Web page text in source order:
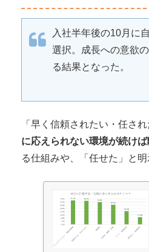
入社半年後の10月に
選択。成長への意欲
る結果となった。
「早く信頼されたい・任さ
に応えられない環境が続け
る仕組みや、「任せた」と